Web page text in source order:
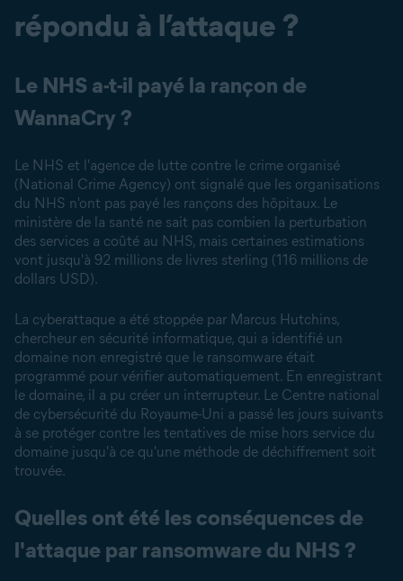
répondu à l’attaque ?
Le NHS a-t-il payé la rançon de
WannaCry ?
Le NHS et l'agence de lutte contre le crime organisé
(National Crime Agency) ont signalé que les organisations
du NHS n'ont pas payé les rançons des hôpitaux. Le
ministère de la santé ne sait pas combien la perturbation
des services a coûté au NHS, mais certaines estimations
vont jusqu'à 92 millions de livres sterling (116 millions de
dollars USD).
La cyberattaque a été stoppée par Marcus Hutchins,
chercheur en sécurité informatique, qui a identifié un
domaine non enregistré que le ransomware était
programmé pour vérifier automatiquement. En enregistrant
le domaine, il a pu créer un interrupteur. Le Centre national
de cybersécurité du Royaume-Uni a passé les jours suivants
à se protéger contre les tentatives de mise hors service du
domaine jusqu'à ce qu'une méthode de déchiffrement soit
trouvée.
Quelles ont été les conséquences de
l'attaque par ransomware du NHS ?